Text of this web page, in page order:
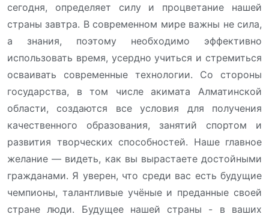
сегодня, определяет силу и процветание нашей
страны завтра. В современном мире важны не сила,
а знания, поэтому необходимо эффективно
использовать время, усердно учиться и стремиться
осваивать современные технологии. Со стороны
государства, в том числе акимата Алматинской
области, создаются все условия для получения
качественного образования, занятий спортом и
развития творческих способностей. Наше главное
желание — видеть, как вы вырастаете достойными
гражданами. Я уверен, что среди вас есть будущие
чемпионы, талантливые учёные и преданные своей
стране люди. Будущее нашей страны - в ваших